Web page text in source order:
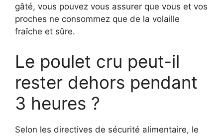
gâté, vous pouvez vous assurer que vous et vos
proches ne consommez que de la volaille
fraîche et sûre.
Le poulet cru peut-il
rester dehors pendant
3 heures ?
Selon les directives de sécurité alimentaire, le